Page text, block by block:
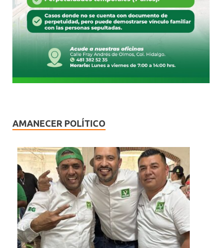
AMANECER POLÍTICO